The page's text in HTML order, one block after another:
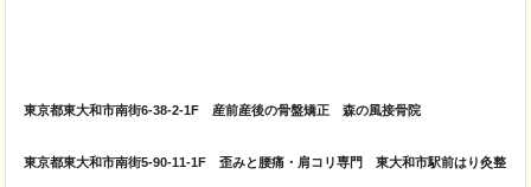
東京都東大和市南街6-38-2-1F 産前産後の骨盤矯正 森の風接骨院
東京都東大和市南街5-90-11-1F 歪みと腰痛・肩コリ専門 東大和市駅前はり灸整